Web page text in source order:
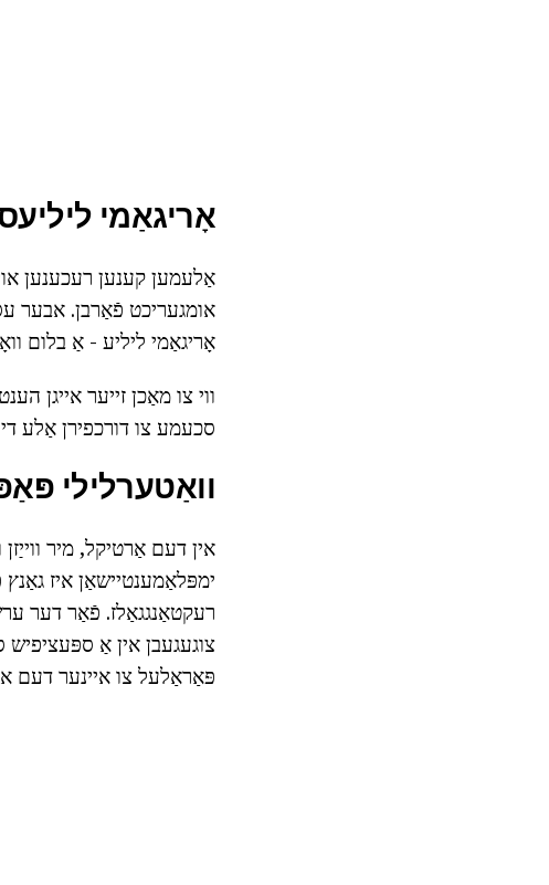
אָריגאַמי
אומגעריכט פֿאַרבן. אבער
אָריגאַמי ליליע - אַ בלום
ווי צו מאַכן זייער אייגן
סכעמע צו דורכפירן אַלע
וואַטערלילי
אין דעם אַרטיקל, מיר
ימפּלאַמענטיישאַן איז גאַנץ
פּאַראַלעל צו איינער דעם